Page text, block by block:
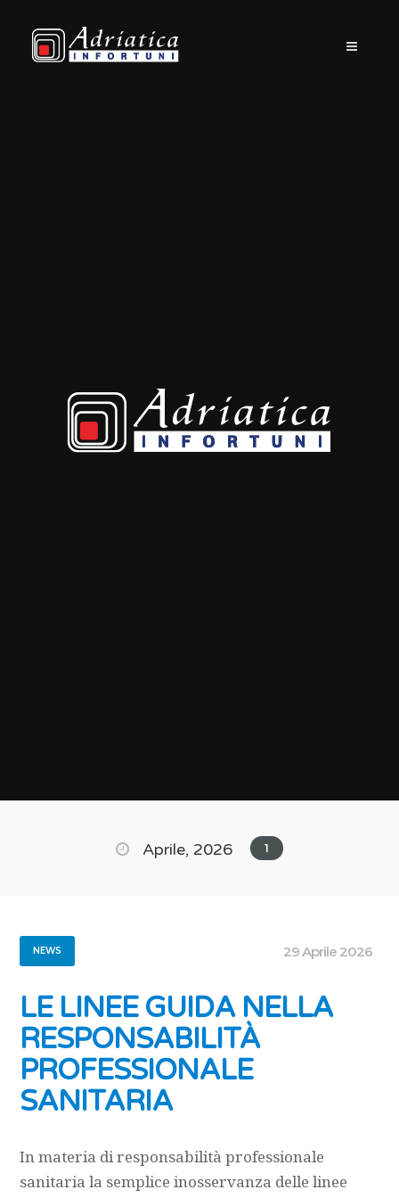
Aprile, 2026 1
NEWS 29 Aprile 2026
LE LINEE GUIDA NELLA
RESPONSABILITÀ
PROFESSIONALE
SANITARIA
In materia di responsabilità professionale
sanitaria la semplice inosservanza delle linee